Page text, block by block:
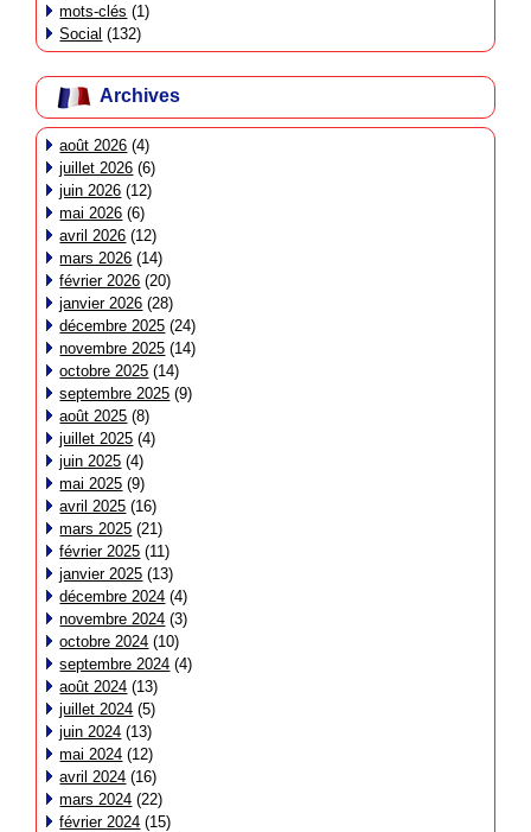
mots-clés (1)
Social (132)
Archives
août 2026 (4)
juillet 2026 (6)
juin 2026 (12)
mai 2026 (6)
avril 2026 (12)
mars 2026 (14)
février 2026 (20)
janvier 2026 (28)
décembre 2025 (24)
novembre 2025 (14)
octobre 2025 (14)
septembre 2025 (9)
août 2025 (8)
juillet 2025 (4)
juin 2025 (4)
mai 2025 (9)
avril 2025 (16)
mars 2025 (21)
février 2025 (11)
janvier 2025 (13)
décembre 2024 (4)
novembre 2024 (3)
octobre 2024 (10)
septembre 2024 (4)
août 2024 (13)
juillet 2024 (5)
juin 2024 (13)
mai 2024 (12)
avril 2024 (16)
mars 2024 (22)
février 2024 (15)